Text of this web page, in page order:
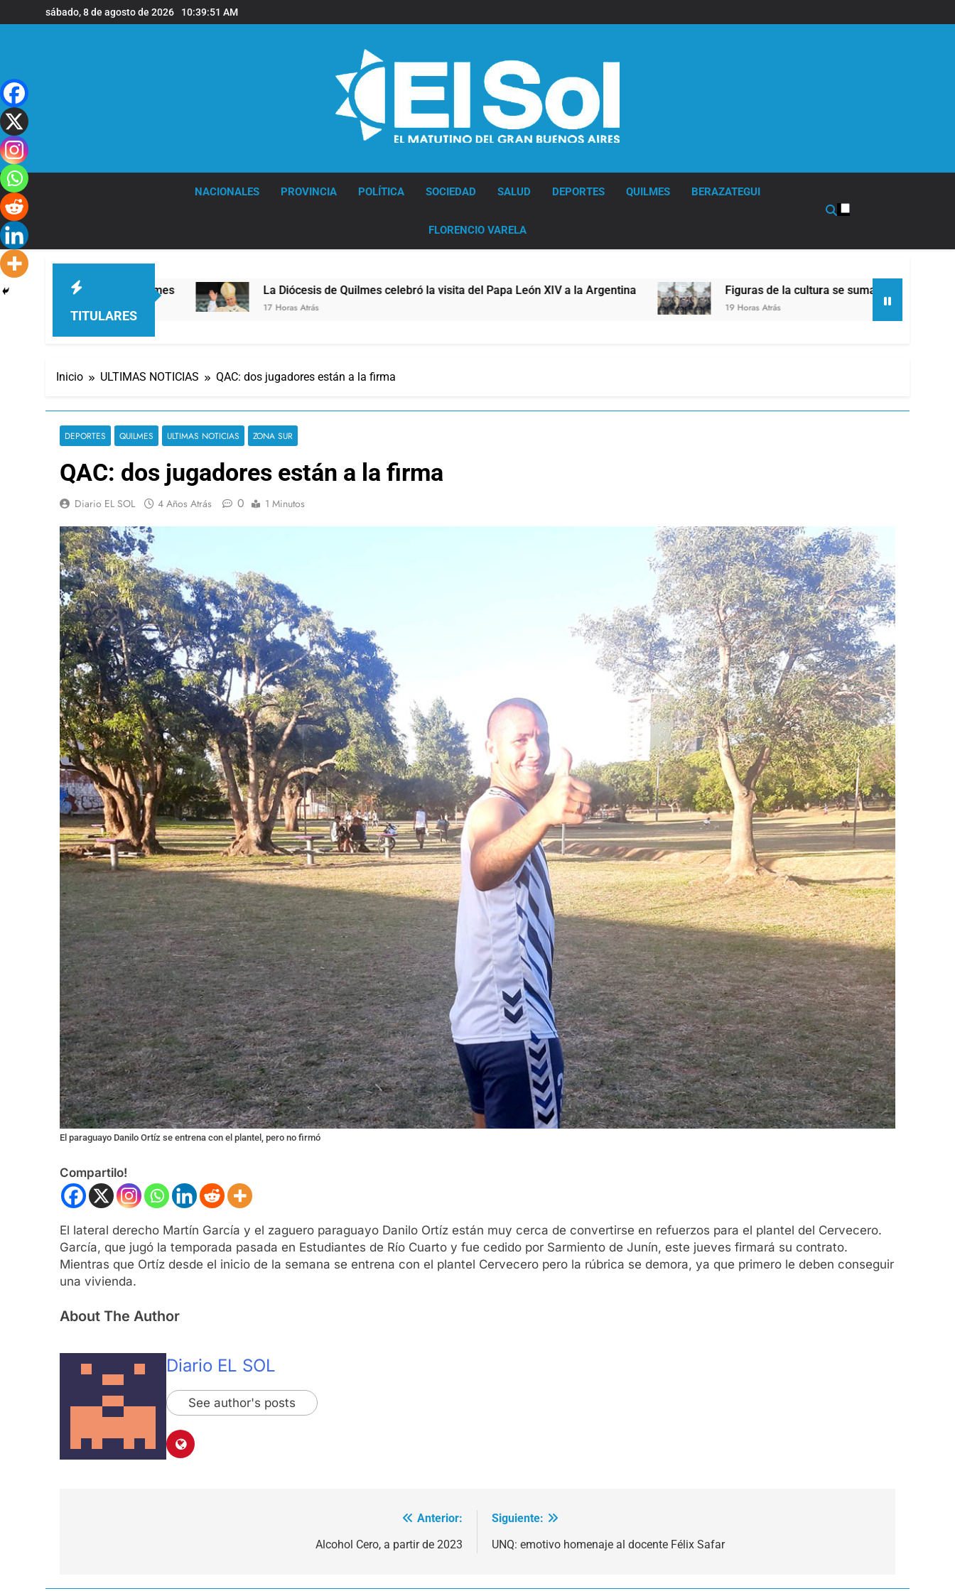
al
sábado, 8 de agosto de 2026 10:39:52 AM
NACIONALES PROVINCIA POLÍTICA SOCIEDAD SALUD DEPORTES QUILMES BERAZATEGUI
FLORENCIO VARELA
TITULARES
de Quilmes La Diócesis de Quilmes celebró la visita del Papa León XIV a la Argentina
17 Horas Atrás
Figuras de la cultura se sumaron a la marcha frente al
19 Horas Atrás
Inicio ULTIMAS NOTICIAS QAC: dos jugadores están a la firma
DEPORTES QUILMES ULTIMAS NOTICIAS ZONA SUR
QAC: dos jugadores están a la firma
Diario EL SOL 4 Años Atrás 0 1 Minutos
El paraguayo Danilo Ortíz se entrena con el plantel, pero no firmó
Compartilo!
El lateral derecho Martín García y el zaguero paraguayo Danilo Ortíz están muy cerca de convertirse en refuerzos para el plantel del Cervecero.
García, que jugó la temporada pasada en Estudiantes de Río Cuarto y fue cedido por Sarmiento de Junín, este jueves firmará su contrato.
Mientras que Ortíz desde el inicio de la semana se entrena con el plantel Cervecero pero la rúbrica se demora, ya que primero le deben conseguir
una vivienda.
About The Author
Diario EL SOL
See author's posts
Anterior:
Alcohol Cero, a partir de 2023
Siguiente:
UNQ: emotivo homenaje al docente Félix Safar